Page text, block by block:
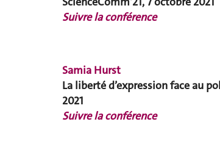
Suivre la conférence
Samia Hurst
La liberté d’expression face au
2021
Suivre la conférence